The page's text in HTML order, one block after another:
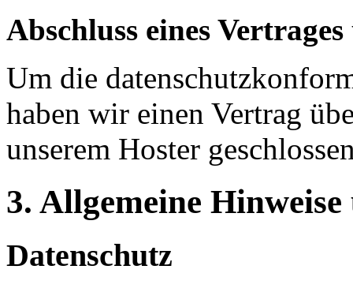
Abschluss eines
Um die
haben wir einen Vertrag
unserem Hoster
3. Allgemeine
Datenschutz